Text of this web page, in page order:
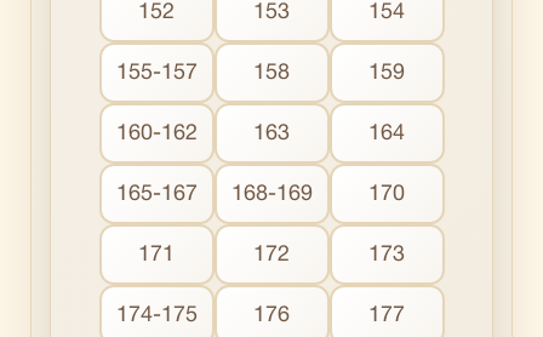
152 153 154
155-157 158 159
160-162 163 164
165-167 168-169 170
171 172 173
174-175 176 177